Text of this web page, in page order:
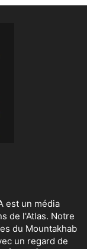
est un média
de l'Atlas. Notre
du Mountakhab